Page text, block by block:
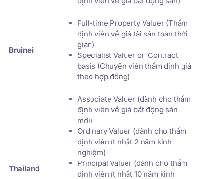
Bruinei
Full-time Property Valuer (Thẩm
định viên về giá tài sản toàn thời
gian)
Specialist Valuer on Contract
basis (Chuyên viên thẩm định giá
theo hợp đồng)
Thailand
Associate Valuer (dành cho thẩm
định viên về giá bất động sản
mới)
Ordinary Valuer (dành cho thẩm
định viên ít nhất 2 năm kinh
nghiệm)
Principal Valuer (dành cho thẩm
định viên ít nhất 10 năm kinh